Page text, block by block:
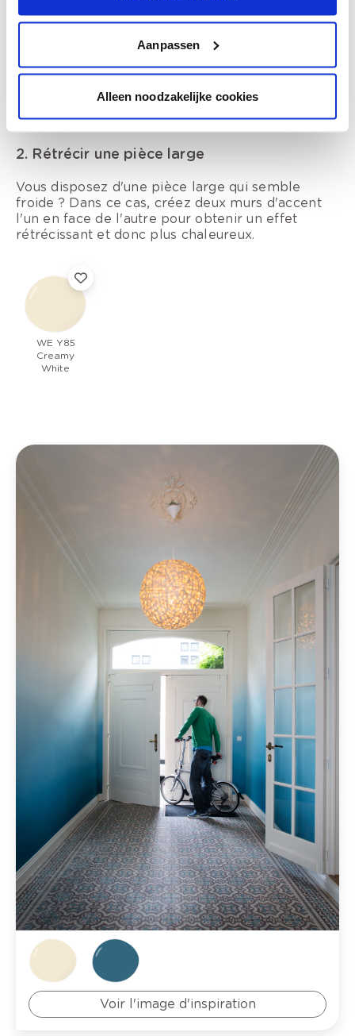
Aanpassen
Alleen noodzakelijke cookies
2. Rétrécir une pièce large
Vous disposez d'une pièce large qui semble
froide ? Dans ce cas, créez deux murs d'accent
l'un en face de l'autre pour obtenir un effet
rétrécissant et donc plus chaleureux.
WE Y85
Creamy
White
Voir l'image d'inspiration